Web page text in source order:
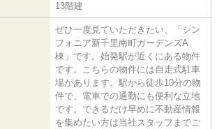
13階建
ぜひ一度見ていただきたい、「シン
フォニア新千里南町ガーデンズA
棟」です。始発駅が近くにある物件
です。こちらの物件には自走式駐車
場があります。駅から徒歩10分の物
件で、電車での通勤にも便利な立地
です。できるだけ早めに不動産情報
を集めたい方は当社スタッフまでご